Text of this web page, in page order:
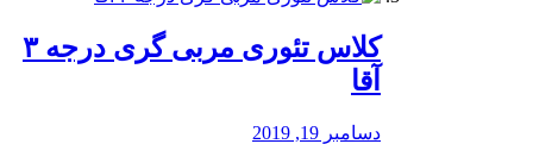
کلاس تئوری مربی گری درجه ۳
آقا
دسامبر 19, 2019